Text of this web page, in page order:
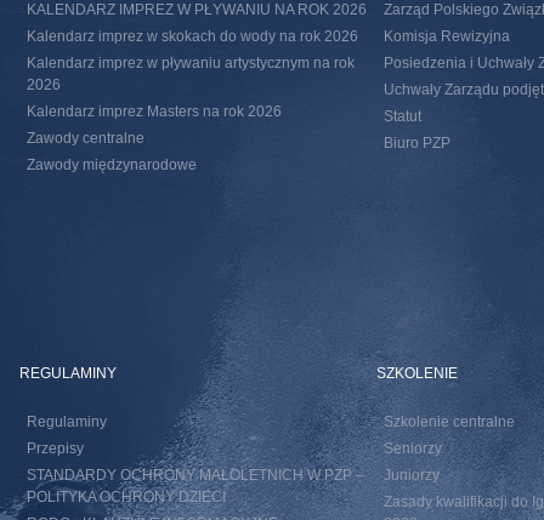
KALENDARZ IMPREZ W PŁYWANIU NA ROK 2026
Kalendarz imprez w skokach do wody na rok 2026
Kalendarz imprez w pływaniu artystycznym na rok
2026
Kalendarz imprez Masters na rok 2026
Zawody centralne
Zawody międzynarodowe
Zarząd Polskiego
Komisja Rewizyjna
Posiedzenia i Uchwały
Uchwały Zarządu
Statut
Biuro PZP
REGULAMINY
Regulaminy
Przepisy
STANDARDY OCHRONY MAŁOLETNICH W PZP –
POLITYKA OCHRONY DZIECI
SZKOLENIE
Szkolenie centralne
Seniorzy
Juniorzy
Zasady kwalifikacji do